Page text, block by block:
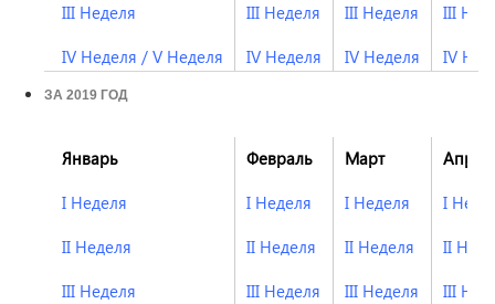
III Неделя
IV Неделя / V Неделя
III Неделя
IV Неделя
III Неделя
IV Неделя
III
IV
ЗА 2019 ГОД
Январь
I Неделя
II Неделя
III Неделя
Февраль
I Неделя
II Неделя
III Неделя
Март
I Неделя
II Неделя
III Неделя
I
II
III